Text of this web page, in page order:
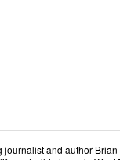
and author